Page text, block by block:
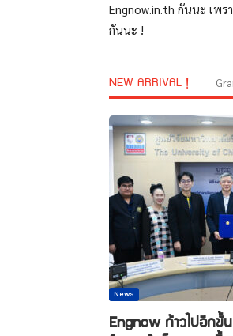
Engnow.in.th กันนะ เพร
กันนะ !
NEW ARRIVAL !
News
Engnow ก้าวไปอีก